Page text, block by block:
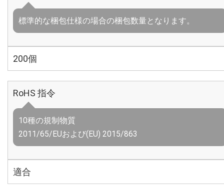
標準的な梱包仕様の場合の梱包数量となります。
200個
RoHS 指令
10種の規制物質
2011/65/EUおよび(EU) 2015/863
適合